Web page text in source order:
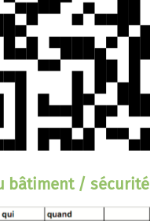
bâtiment / sécurité